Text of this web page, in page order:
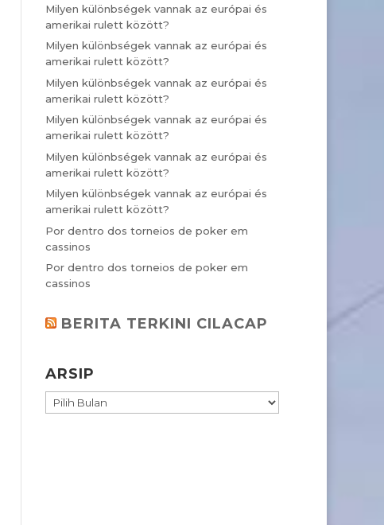
Milyen különbségek vannak az európai és
amerikai rulett között?
Milyen különbségek vannak az európai és
amerikai rulett között?
Milyen különbségek vannak az európai és
amerikai rulett között?
Milyen különbségek vannak az európai és
amerikai rulett között?
Milyen különbségek vannak az európai és
amerikai rulett között?
Milyen különbségek vannak az európai és
amerikai rulett között?
Por dentro dos torneios de poker em
cassinos
Por dentro dos torneios de poker em
cassinos
BERITA TERKINI CILACAP
ARSIP
ARSIP